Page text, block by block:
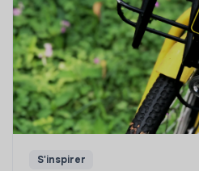
S'inspirer